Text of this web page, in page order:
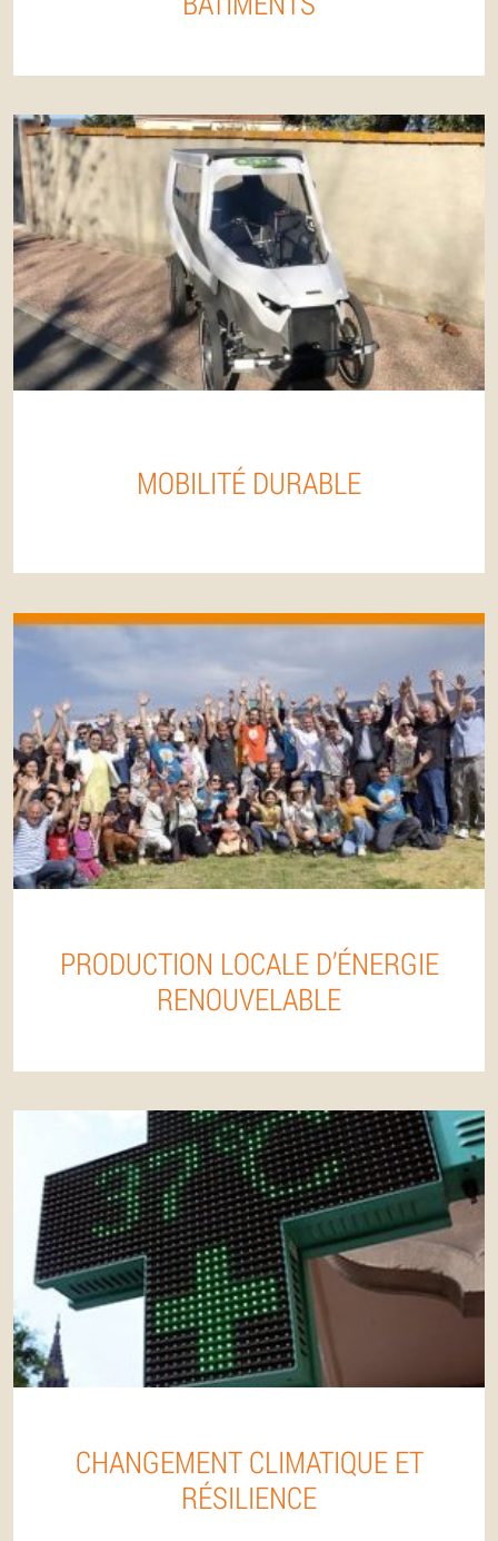
MOBILITÉ DURABLE
PRODUCTION LOCALE D’ÉNERGIE
RENOUVELABLE
CHANGEMENT CLIMATIQUE ET
RÉSILIENCE